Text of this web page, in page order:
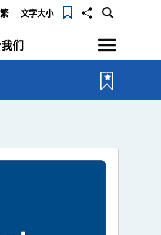
繁 文字大小
们
选
单